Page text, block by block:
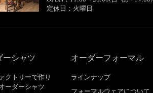
定休日：火曜日
ーシャツ
クトリーで作り
ーダーシャツ
オーダーフォーマル
ラインナップ
フォーマルウェアについて